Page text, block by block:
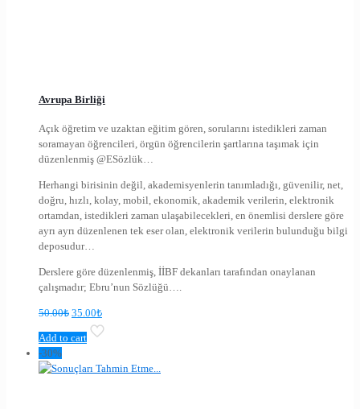
Avrupa Birliği
Açık öğretim ve uzaktan eğitim gören, sorularını istedikleri zaman
soramayan öğrencileri, örgün öğrencilerin şartlarına taşımak için
düzenlenmiş @ESözlük…
Herhangi birisinin değil, akademisyenlerin tanımladığı, güvenilir, net,
doğru, hızlı, kolay, mobil, ekonomik, akademik verilerin, elektronik
ortamdan, istedikleri zaman ulaşabilecekleri, en önemlisi derslere göre
ayrı ayrı düzenlenen tek eser olan, elektronik verilerin bulunduğu bilgi
deposudur…
Derslere göre düzenlenmiş, İİBF dekanları tarafından onaylanan
çalışmadır; Ebru’nun Sözlüğü….
50.00₺ 35.00₺
Add to cart
-30%